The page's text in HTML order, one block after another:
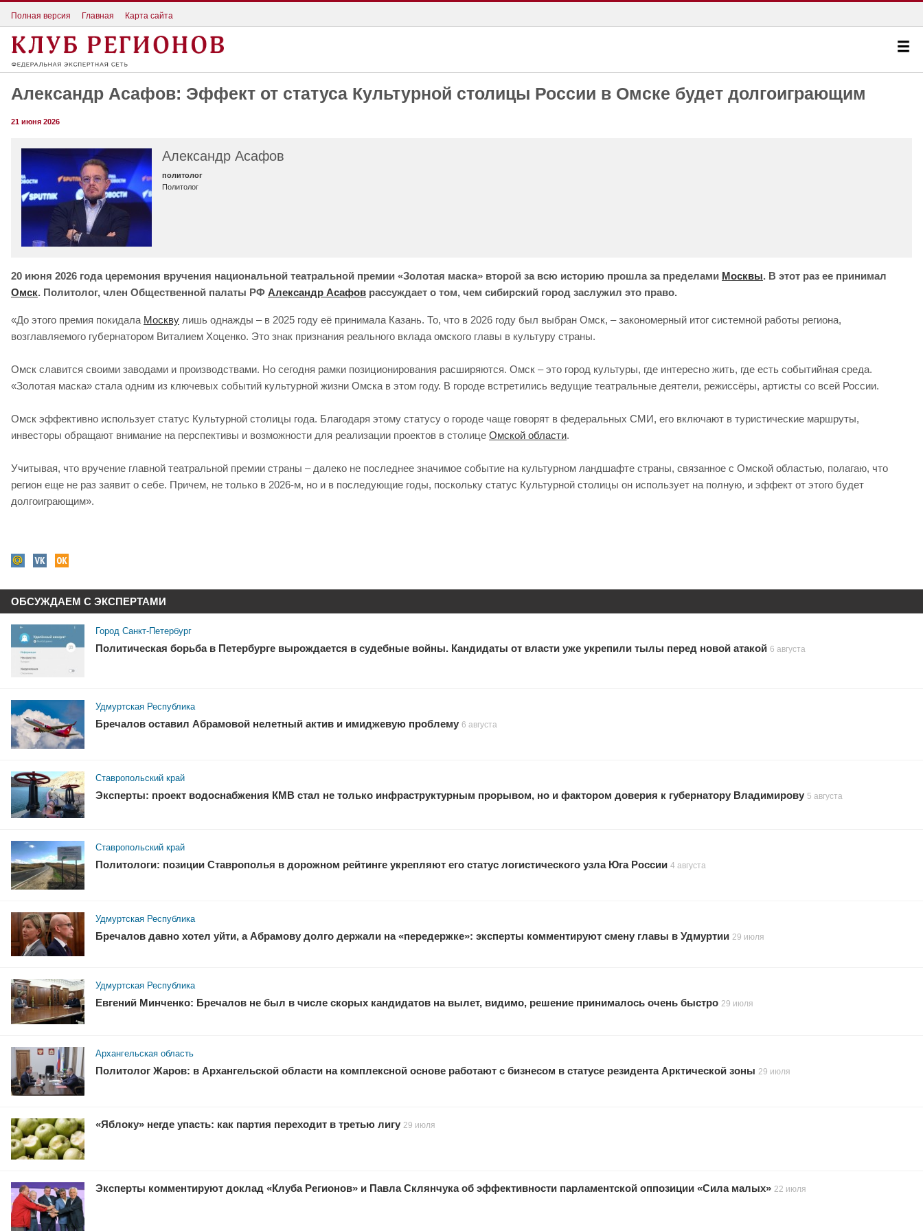
Полная версия Главная Карта сайта
Александр Асафов: Эффект от статуса Культурной столицы России в Омске будет долгоиграющим
21 июня 2026
Александр Асафов
политолог
Политолог
20 июня 2026 года церемония вручения национальной театральной премии «Золотая маска» второй за всю историю прошла за пределами Москвы. В этот раз ее принимал
Омск. Политолог, член Общественной палаты РФ Александр Асафов рассуждает о том, чем сибирский город заслужил это право.
«До этого премия покидала Москву лишь однажды – в 2025 году её принимала Казань. То, что в 2026 году был выбран Омск, – закономерный итог системной работы региона,
возглавляемого губернатором Виталием Хоценко. Это знак признания реального вклада омского главы в культуру страны.
Омск славится своими заводами и производствами. Но сегодня рамки позиционирования расширяются. Омск – это город культуры, где интересно жить, где есть событийная среда.
«Золотая маска» стала одним из ключевых событий культурной жизни Омска в этом году. В городе встретились ведущие театральные деятели, режиссёры, артисты со всей России.
Омск эффективно использует статус Культурной столицы года. Благодаря этому статусу о городе чаще говорят в федеральных СМИ, его включают в туристические маршруты,
инвесторы обращают внимание на перспективы и возможности для реализации проектов в столице Омской области.
Учитывая, что вручение главной театральной премии страны – далеко не последнее значимое событие на культурном ландшафте страны, связанное с Омской областью, полагаю, что
регион еще не раз заявит о себе. Причем, не только в 2026-м, но и в последующие годы, поскольку статус Культурной столицы он использует на полную, и эффект от этого будет
долгоиграющим».
ОБСУЖДАЕМ С ЭКСПЕРТАМИ
Город Санкт-Петербург
Политическая борьба в Петербурге вырождается в судебные войны. Кандидаты от власти уже укрепили тылы перед новой атакой 6 августа
Удмуртская Республика
Бречалов оставил Абрамовой нелетный актив и имиджевую проблему 6 августа
Ставропольский край
Эксперты: проект водоснабжения КМВ стал не только инфраструктурным прорывом, но и фактором доверия к губернатору Владимирову 5 августа
Ставропольский край
Политологи: позиции Ставрополья в дорожном рейтинге укрепляют его статус логистического узла Юга России 4 августа
Удмуртская Республика
Бречалов давно хотел уйти, а Абрамову долго держали на «передержке»: эксперты комментируют смену главы в Удмуртии 29 июля
Удмуртская Республика
Евгений Минченко: Бречалов не был в числе скорых кандидатов на вылет, видимо, решение принималось очень быстро 29 июля
Архангельская область
Политолог Жаров: в Архангельской области на комплексной основе работают с бизнесом в статусе резидента Арктической зоны 29 июля
«Яблоку» негде упасть: как партия переходит в третью лигу 29 июля
Эксперты комментируют доклад «Клуба Регионов» и Павла Склянчука об эффективности парламентской оппозиции «Сила малых» 22 июля